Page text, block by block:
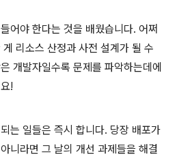
어야 한다는 것을 배웠습니다. 어쩌
리소스 산정과 사전 설계가 될 수
개발자일수록 문제를 파악하는데에
!
는 일들은 즉시 합니다. 당장 배포가
니라면 그 날의 개선 과제들을 해결